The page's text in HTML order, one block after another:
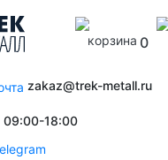
0
zakaz@trek-metall.ru
09:00-18:00